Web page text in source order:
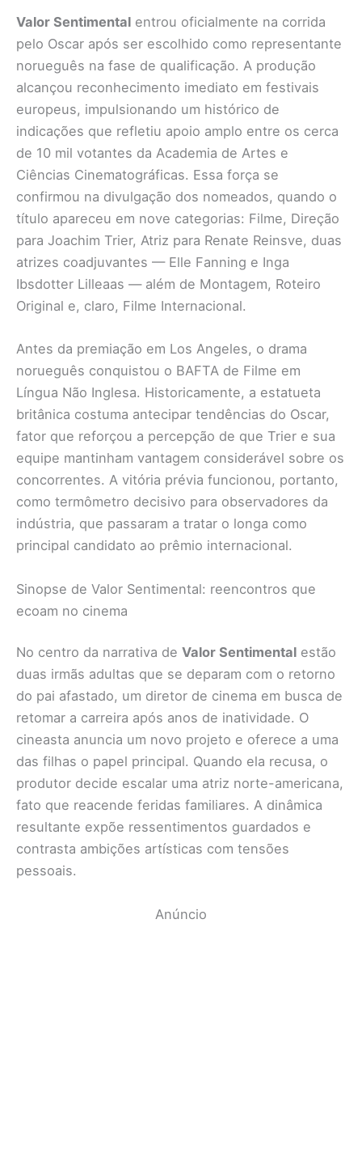
Valor Sentimental entrou oficialmente na corrida
pelo Oscar após ser escolhido como representante
norueguês na fase de qualificação. A produção
alcançou reconhecimento imediato em festivais
europeus, impulsionando um histórico de
indicações que refletiu apoio amplo entre os cerca
de 10 mil votantes da Academia de Artes e
Ciências Cinematográficas. Essa força se
confirmou na divulgação dos nomeados, quando o
título apareceu em nove categorias: Filme, Direção
para Joachim Trier, Atriz para Renate Reinsve, duas
atrizes coadjuvantes — Elle Fanning e Inga
Ibsdotter Lilleaas — além de Montagem, Roteiro
Original e, claro, Filme Internacional.
Antes da premiação em Los Angeles, o drama
norueguês conquistou o BAFTA de Filme em
Língua Não Inglesa. Historicamente, a estatueta
britânica costuma antecipar tendências do Oscar,
fator que reforçou a percepção de que Trier e sua
equipe mantinham vantagem considerável sobre os
concorrentes. A vitória prévia funcionou, portanto,
como termômetro decisivo para observadores da
indústria, que passaram a tratar o longa como
principal candidato ao prêmio internacional.
Sinopse de Valor Sentimental: reencontros que
ecoam no cinema
No centro da narrativa de Valor Sentimental estão
duas irmãs adultas que se deparam com o retorno
do pai afastado, um diretor de cinema em busca de
retomar a carreira após anos de inatividade. O
cineasta anuncia um novo projeto e oferece a uma
das filhas o papel principal. Quando ela recusa, o
produtor decide escalar uma atriz norte-americana,
fato que reacende feridas familiares. A dinâmica
resultante expõe ressentimentos guardados e
contrasta ambições artísticas com tensões
pessoais.
Anúncio